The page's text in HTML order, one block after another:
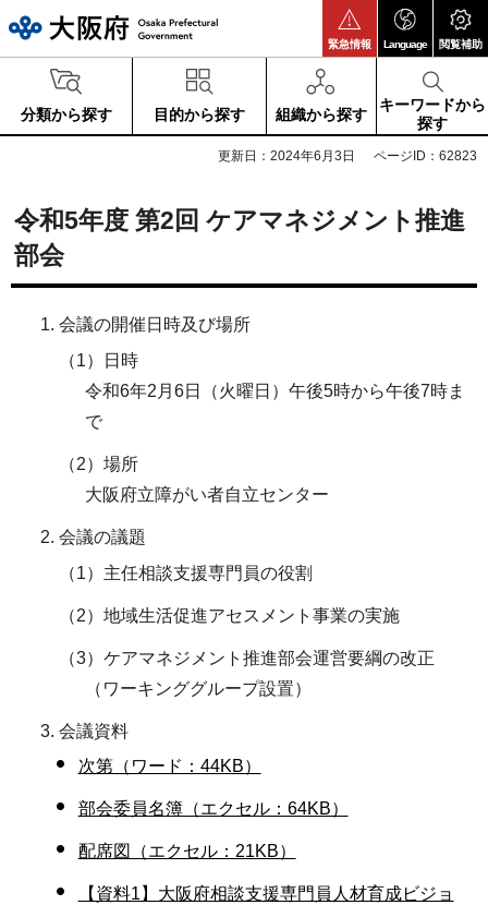
緊急情報 Language 閲覧補助
分類から探す 目的から探す 組織から探す
キーワードから
探す
更新日：2024年6月3日 ページID：62823
令和5年度 第2回 ケアマネジメント推進
部会
会議の開催日時及び場所
（1）日時
令和6年2月6日（火曜日）午後5時から午後7時ま
で
（2）場所
大阪府立障がい者自立センター
会議の議題
（1）主任相談支援専門員の役割
（2）地域生活促進アセスメント事業の実施
（3）ケアマネジメント推進部会運営要綱の改正
（ワーキンググループ設置）
会議資料
次第（ワード：44KB）
部会委員名簿（エクセル：64KB）
配席図（エクセル：21KB）
【資料1】大阪府相談支援専門員人材育成ビジョ